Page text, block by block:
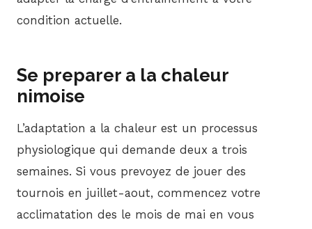
condition actuelle.
Se preparer a la chaleur
nimoise
L’adaptation a la chaleur est un processus
physiologique qui demande deux a trois
semaines. Si vous prevoyez de jouer des
tournois en juillet-aout, commencez votre
acclimatation des le mois de mai en vous